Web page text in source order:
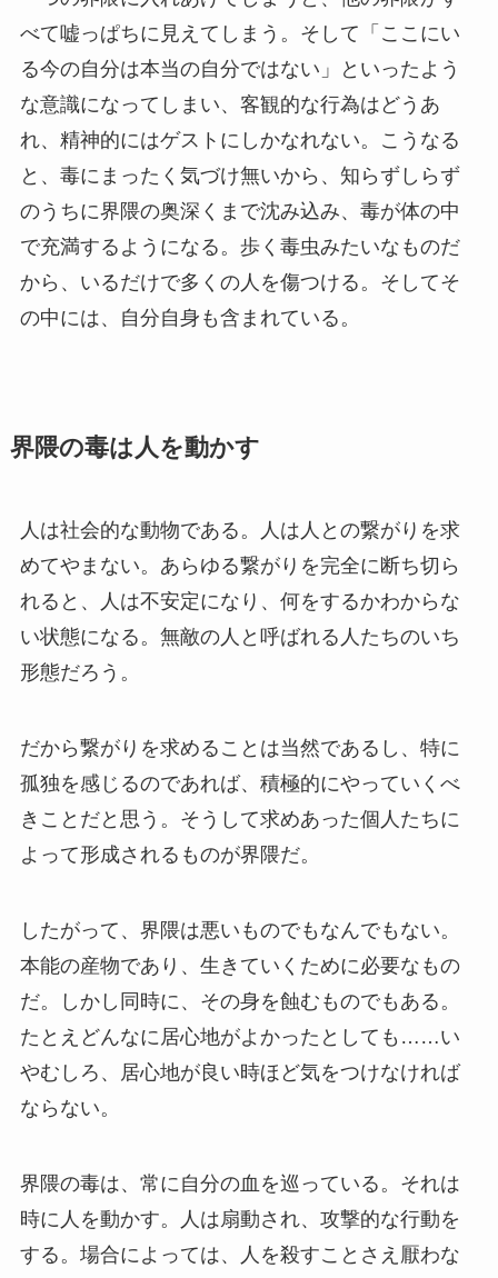
べて嘘っぱちに見えてしまう。そして「ここにい
る今の自分は本当の自分ではない」といったよう
な意識になってしまい、客観的な行為はどうあ
れ、精神的にはゲストにしかなれない。こうなる
と、毒にまったく気づけ無いから、知らずしらず
のうちに界隈の奥深くまで沈み込み、毒が体の中
で充満するようになる。歩く毒虫みたいなものだ
から、いるだけで多くの人を傷つける。そしてそ
の中には、自分自身も含まれている。
界隈の毒は人を動かす
人は社会的な動物である。人は人との繋がりを求
めてやまない。あらゆる繋がりを完全に断ち切ら
れると、人は不安定になり、何をするかわからな
い状態になる。無敵の人と呼ばれる人たちのいち
形態だろう。
だから繋がりを求めることは当然であるし、特に
孤独を感じるのであれば、積極的にやっていくべ
きことだと思う。そうして求めあった個人たちに
よって形成されるものが界隈だ。
したがって、界隈は悪いものでもなんでもない。
本能の産物であり、生きていくために必要なもの
だ。しかし同時に、その身を蝕むものでもある。
たとえどんなに居心地がよかったとしても……い
やむしろ、居心地が良い時ほど気をつけなければ
ならない。
界隈の毒は、常に自分の血を巡っている。それは
時に人を動かす。人は扇動され、攻撃的な行動を
する。場合によっては、人を殺すことさえ厭わな